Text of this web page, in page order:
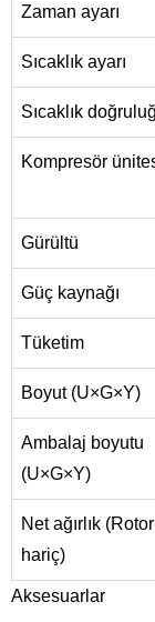
Zaman ayarı
Sıcaklık ayarı
Sıcaklık
Kompresör
Gürültü
Güç kaynağı
Tüketim
Boyut (U×G×Y)
Ambalaj boyutu
(U×G×Y)
Net ağırlık (Rotor
hariç)
Aksesuarlar